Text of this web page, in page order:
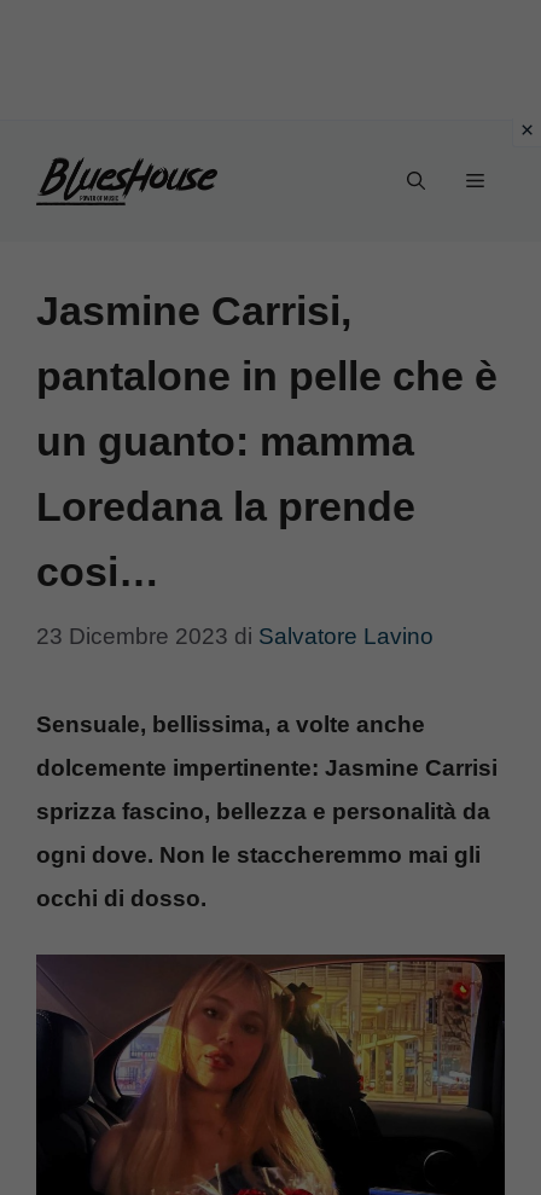
Menu
Jasmine Carrisi,
pantalone in pelle che è
un guanto: mamma
Loredana la prende
cosi…
23 Dicembre 2023 di Salvatore Lavino
Sensuale, bellissima, a volte anche
dolcemente impertinente: Jasmine Carrisi
sprizza fascino, bellezza e personalità da
ogni dove. Non le staccheremmo mai gli
occhi di dosso.